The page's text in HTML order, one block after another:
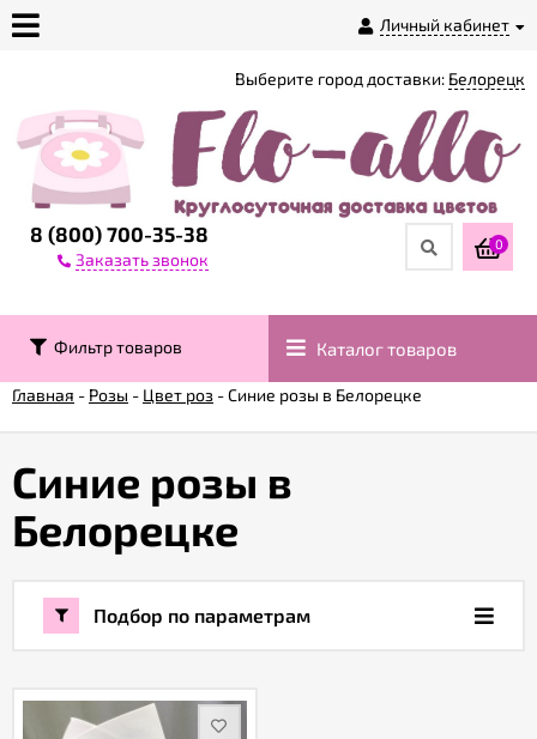
Личный кабинет
магазине
Доставка
Контакты
Гарантии
Акции
8 (800) 700-35-38
Заказать звонок
Выберите город доставки: Белорецк
0
Фильтр товаров Каталог товаров
Главная - Розы - Цвет роз -Синие розы в Белорецке
Синие розы в
Белорецке
Подбор по параметрам